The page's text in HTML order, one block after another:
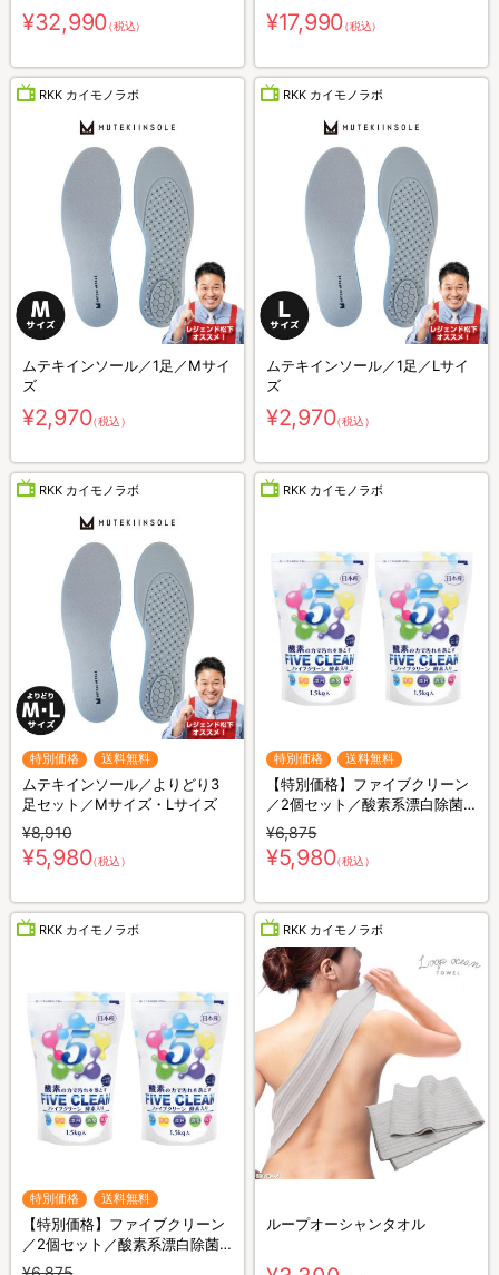
Station／230Wh／8ポート／防
災グッズ／災害対策
¥32,990（税込）
Solar Panel／60W／防災グッズ
／災害対策
¥17,990（税込）
RKK カイモノラボ
ムテキインソール／1足／Mサイ
ズ
¥2,970（税込）
RKK カイモノラボ
ムテキインソール／1足／Lサイ
ズ
¥2,970（税込）
RKK カイモノラボ
特別価格 送料無料
ムテキインソール／よりどり3
足セット／Mサイズ・Lサイズ
¥8,910
¥5,980（税込）
RKK カイモノラボ
特別価格 送料無料
【特別価格】ファイブクリーン
／2個セット／酸素系漂白除菌
洗浄剤(送料無料)
¥6,875
¥5,980（税込）
RKK カイモノラボ
特別価格 送料無料
【特別価格】ファイブクリーン
／2個セット／酸素系漂白除菌
洗浄剤(送料無料)
RKK カイモノラボ
ループオーシャンタオル